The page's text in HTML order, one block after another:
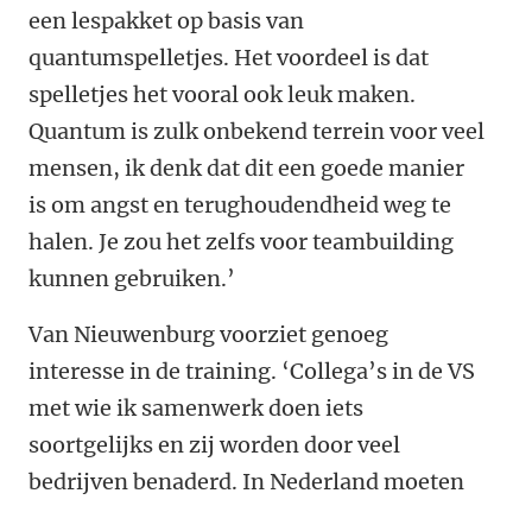
een lespakket op basis van
quantumspelletjes. Het voordeel is dat
spelletjes het vooral ook leuk maken.
Quantum is zulk onbekend terrein voor veel
mensen, ik denk dat dit een goede manier
is om angst en terughoudendheid weg te
halen. Je zou het zelfs voor teambuilding
kunnen gebruiken.’
Van Nieuwenburg voorziet genoeg
interesse in de training. ‘Collega’s in de VS
met wie ik samenwerk doen iets
soortgelijks en zij worden door veel
bedrijven benaderd. In Nederland moeten